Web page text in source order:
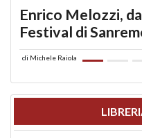
Enrico Melozzi,
Festival di
di Michele Raiola